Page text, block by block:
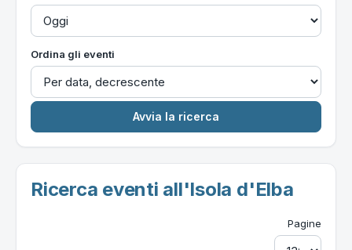
Ordina gli eventi
Ricerca eventi all'Isola d'Elba
Pagine